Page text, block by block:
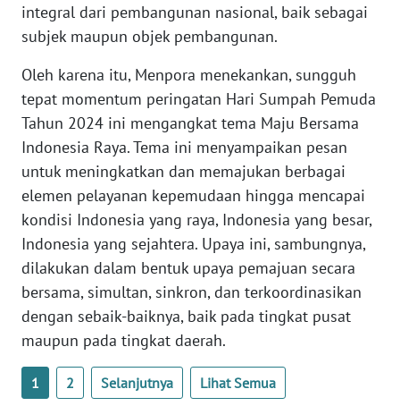
integral dari pembangunan nasional, baik sebagai
subjek maupun objek pembangunan.
Oleh karena itu, Menpora menekankan, sungguh
tepat momentum peringatan Hari Sumpah Pemuda
Tahun 2024 ini mengangkat tema Maju Bersama
Indonesia Raya. Tema ini menyampaikan pesan
untuk meningkatkan dan memajukan berbagai
elemen pelayanan kepemudaan hingga mencapai
kondisi Indonesia yang raya, Indonesia yang besar,
Indonesia yang sejahtera. Upaya ini, sambungnya,
dilakukan dalam bentuk upaya pemajuan secara
bersama, simultan, sinkron, dan terkoordinasikan
dengan sebaik-baiknya, baik pada tingkat pusat
maupun pada tingkat daerah.
1 2 Selanjutnya Lihat Semua
WN
BABEL
WN
SUMBAR
WN
SUMSEL
WN
BENGKULU
WN
LAMPUNG
JATENG